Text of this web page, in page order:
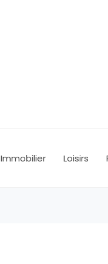
Immobilier Loisirs